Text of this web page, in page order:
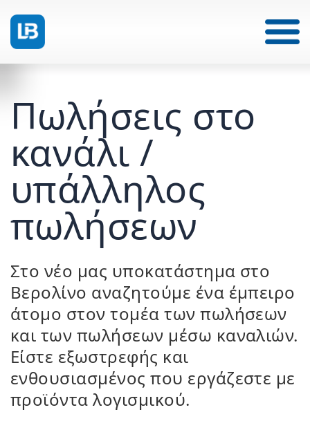
Πωλήσεις στο
κανάλι /
υπάλληλος
πωλήσεων
Στο νέο μας υποκατάστημα στο
Βερολίνο αναζητούμε ένα έμπειρο
άτομο στον τομέα των πωλήσεων
και των πωλήσεων μέσω καναλιών.
Είστε εξωστρεφής και
ενθουσιασμένος που εργάζεστε με
προϊόντα λογισμικού.